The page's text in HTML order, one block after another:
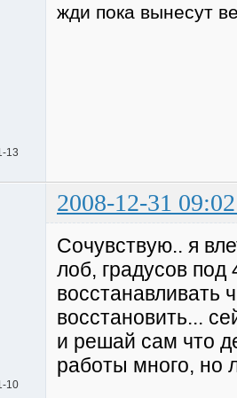
13
жди пока вынесут
2008-12-31
10
Сочувствую.. я
лоб, градусов под
восстанавливать
восстановить...
и решай сам что
работы много, но